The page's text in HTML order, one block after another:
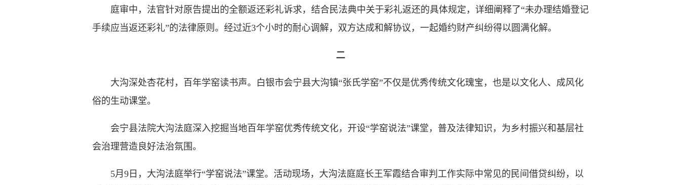
庭审中，法官针对原告提出的全额返还彩礼诉求，结合民法典中关于彩礼返还的具体规定，详细阐释了“未办理结婚登记
手续应当返还彩礼”的法律原则。经过近3个小时的耐心调解，双方达成和解协议，一起婚约财产纠纷得以圆满化解。
二
大沟深处杏花村，百年学窑读书声。白银市会宁县大沟镇“张氏学窑”不仅是优秀传统文化瑰宝，也是以文化人、成风化
俗的生动课堂。
会宁县法院大沟法庭深入挖掘当地百年学窑优秀传统文化，开设“学窑说法”课堂，普及法律知识，为乡村振兴和基层社
会治理营造良好法治氛围。
5月9日，大沟法庭举行“学窑说法”课堂。活动现场，大沟法庭庭长王军霞结合审判工作实际中常见的民间借贷纠纷，以